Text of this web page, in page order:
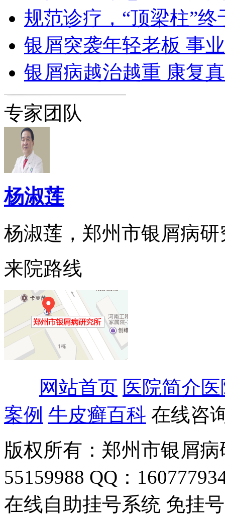
规范诊疗，“顶梁柱”终
银屑突袭年轻老板 事
银屑病越治越重 康复
专家团队
杨淑莲
杨淑莲，郑州市银屑病
来院路线
网站首页 医院简介
案例 牛皮癣百科 在线咨
版权所有：郑州市银屑
55159988 QQ：
在线自助挂号系统 免挂